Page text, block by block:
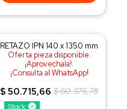
Stock
RETAZO IPN 140 x 1350 mm
Oferta pieza disponible.
¡Aprovechala!.
¡Consulta al WhatsApp!
$ 50.715,66 $ 60.375,78